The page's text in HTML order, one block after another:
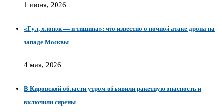
1 июня, 2026
«Гул, хлопок — и тишина»: что известно о ночной атаке дрона на
западе Москвы
4 мая, 2026
В Кировской области утром объявили ракетную опасность и
включили сирены